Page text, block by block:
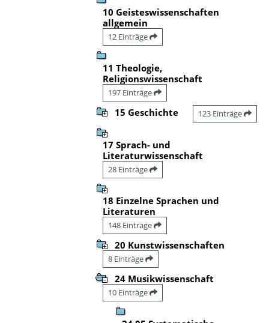
10 Geisteswissenschaften
allgemein
12 Einträge
11 Theologie,
Religionswissenschaft
197 Einträge
15 Geschichte 123 Einträge
17 Sprach- und
Literaturwissenschaft
28 Einträge
18 Einzelne Sprachen und
Literaturen
148 Einträge
20 Kunstwissenschaften
8 Einträge
24 Musikwissenschaft
10 Einträge